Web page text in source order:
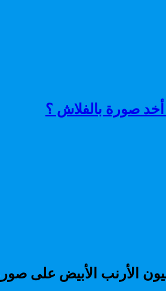
أخد صورة بالفلاش ؟
الأرنب الأبيض على